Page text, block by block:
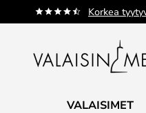
Korkea
Skip
to
VALAISIMET